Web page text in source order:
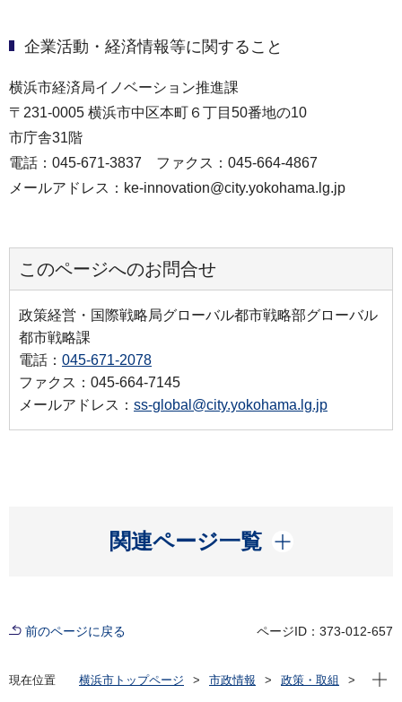
企業活動・経済情報等に関すること
横浜市経済局イノベーション推進課
〒231-0005 横浜市中区本町６丁目50番地の10
市庁舎31階
電話：045-671-3837 ファクス：045-664-4867
メールアドレス：ke-innovation@city.yokohama.lg.jp
このページへのお問合せ
政策経営・国際戦略局グローバル都市戦略部グローバル
都市戦略課
電話： 045-671-2078
ファクス：045-664-7145
メールアドレス： ss-global@city.yokohama.lg.jp
関連ページ一覧
開く
前のページに戻る ページID：373-012-657
現在位置 横浜市トップページ 市政情報
政策・取組
現在